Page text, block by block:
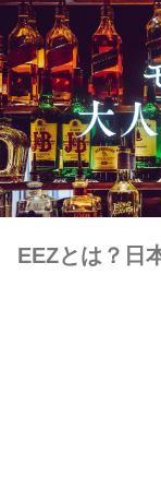
EEZとは？日